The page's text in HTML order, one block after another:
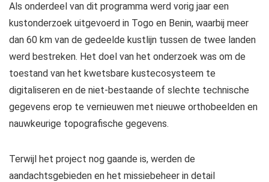
Als onderdeel van dit programma werd vorig jaar een
kustonderzoek uitgevoerd in Togo en Benin, waarbij meer
dan 60 km van de gedeelde kustlijn tussen de twee landen
werd bestreken. Het doel van het onderzoek was om de
toestand van het kwetsbare kustecosysteem te
digitaliseren en de niet-bestaande of slechte technische
gegevens erop te vernieuwen met nieuwe orthobeelden en
nauwkeurige topografische gegevens.
Terwijl het project nog gaande is, werden de
aandachtsgebieden en het missiebeheer in detail